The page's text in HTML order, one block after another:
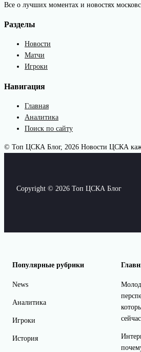
Все о лучших моментах и новостях
Разделы
Новости
Матчи
Игроки
Навигация
Главная
Аналитика
Поиск по сайту
© Топ ЦСКА Блог, 2026 Новости ЦСКА
Copyright © 2026 Топ ЦСКА Блог
Популярные рубрики
News
Аналитика
Игроки
История
сейчас